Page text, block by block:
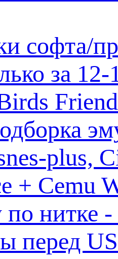
софта/
за
plus,
+ Cemu
нитке
перед